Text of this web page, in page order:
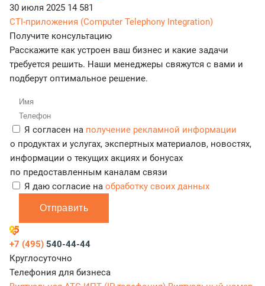
30 июля 2025 14 581
CTI-приложения (Computer Telephony Integration)
Получите консультацию
Расскажите как устроен ваш бизнес и какие задачи
требуется решить. Наши менеджеры свяжутся с вами и
подберут оптимальное решение.
Я согласен на получение рекламной информации
о продуктах и услугах, экспертных материалов, новостях,
информации о текущих акциях и бонусах
по предоставленным каналам связи
Я даю согласие на обработку своих данных
Отправить
+7 (495) 540-44-44
Круглосуточно
Телефония для бизнеса